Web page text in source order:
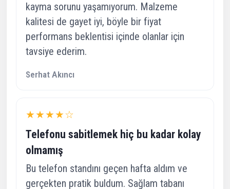
kayma sorunu yaşamıyorum. Malzeme
kalitesi de gayet iyi, böyle bir fiyat
performans beklentisi içinde olanlar için
tavsiye ederim.
Serhat Akıncı
★★★★☆
Telefonu sabitlemek hiç bu kadar kolay
olmamış
Bu telefon standını geçen hafta aldım ve
gerçekten pratik buldum. Sağlam tabanı